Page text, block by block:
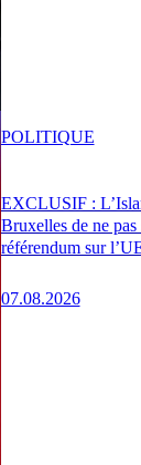
EXCLUSIF :
Bruxelles de ne pas
référendum sur
07.08.2026
POLITIQUE